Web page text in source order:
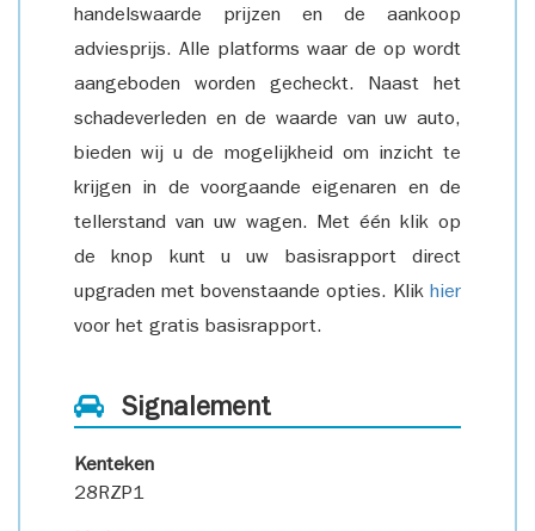
handelswaarde prijzen en de aankoop
adviesprijs. Alle platforms waar de op wordt
aangeboden worden gecheckt. Naast het
schadeverleden en de waarde van uw auto,
bieden wij u de mogelijkheid om inzicht te
krijgen in de voorgaande eigenaren en de
tellerstand van uw wagen. Met één klik op
de knop kunt u uw basisrapport direct
upgraden met bovenstaande opties. Klik hier
voor het gratis basisrapport.
Signalement
Kenteken
28RZP1